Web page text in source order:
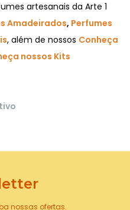
artesanais da Arte 1
Amadeirados, Perfumes
, além de nossos Conheça
nossos Kits
nossas ofertas.